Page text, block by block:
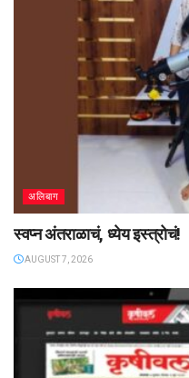
अलिबाग
स्वप्न अंतराळाचं, ध्येय इस्त्रोचं!
AUGUST 7, 2026